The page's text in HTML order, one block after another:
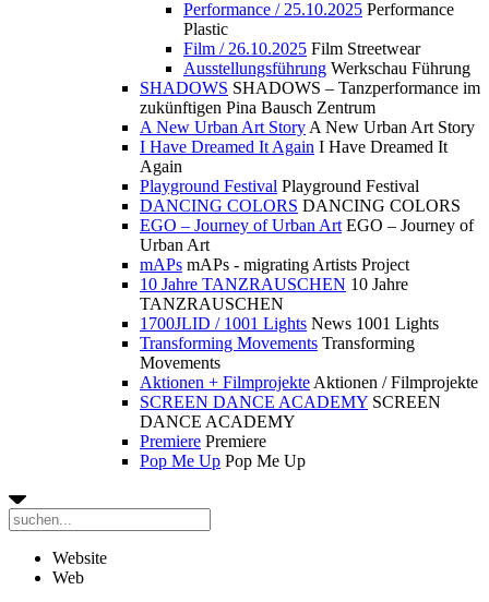
Performance / 25.10.2025 Performance
Plastic
Film / 26.10.2025 Film Streetwear
Ausstellungsführung Werkschau Führung
SHADOWS SHADOWS – Tanzperformance im
zukünftigen Pina Bausch Zentrum
A New Urban Art Story A New Urban Art Story
I Have Dreamed It Again I Have Dreamed It
Again
Playground Festival Playground Festival
DANCING COLORS DANCING COLORS
EGO – Journey of Urban Art EGO – Journey of
Urban Art
mAPs mAPs - migrating Artists Project
10 Jahre TANZRAUSCHEN 10 Jahre
TANZRAUSCHEN
1700JLID / 1001 Lights News 1001 Lights
Transforming Movements Transforming
Movements
Aktionen + Filmprojekte Aktionen / Filmprojekte
SCREEN DANCE ACADEMY SCREEN
DANCE ACADEMY
Premiere Premiere
Pop Me Up Pop Me Up
Website
Web